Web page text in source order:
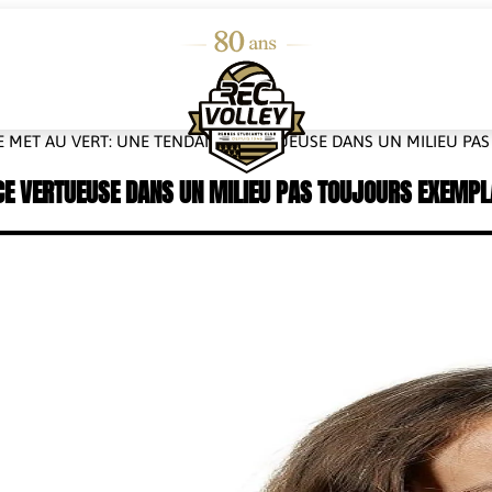
MET AU VERT: UNE TENDANCE VERTUEUSE DANS UN MILIEU
VERTUEUSE DANS UN MILIEU PAS TOUJOURS